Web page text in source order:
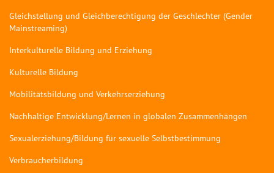
Gleichstellung und Gleichberechtigung der Geschlechter (Gender
Mainstreaming)
Interkulturelle Bildung und Erziehung
Kulturelle Bildung
Mobilitätsbildung und Verkehrserziehung
Nachhaltige Entwicklung/Lernen in globalen Zusammenhängen
Sexualerziehung/Bildung für sexuelle Selbstbestimmung
Verbraucherbildung